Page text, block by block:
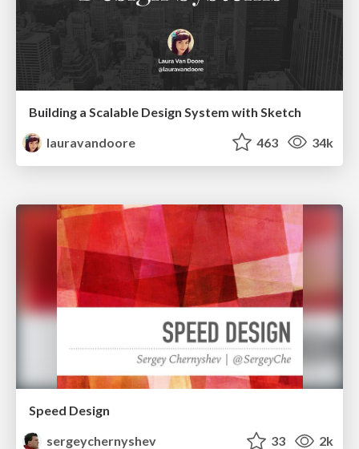
Building a Scalable Design System with Sketch
lauravandoore
463 34k
Speed Design
sergeychernyshev
33 2k